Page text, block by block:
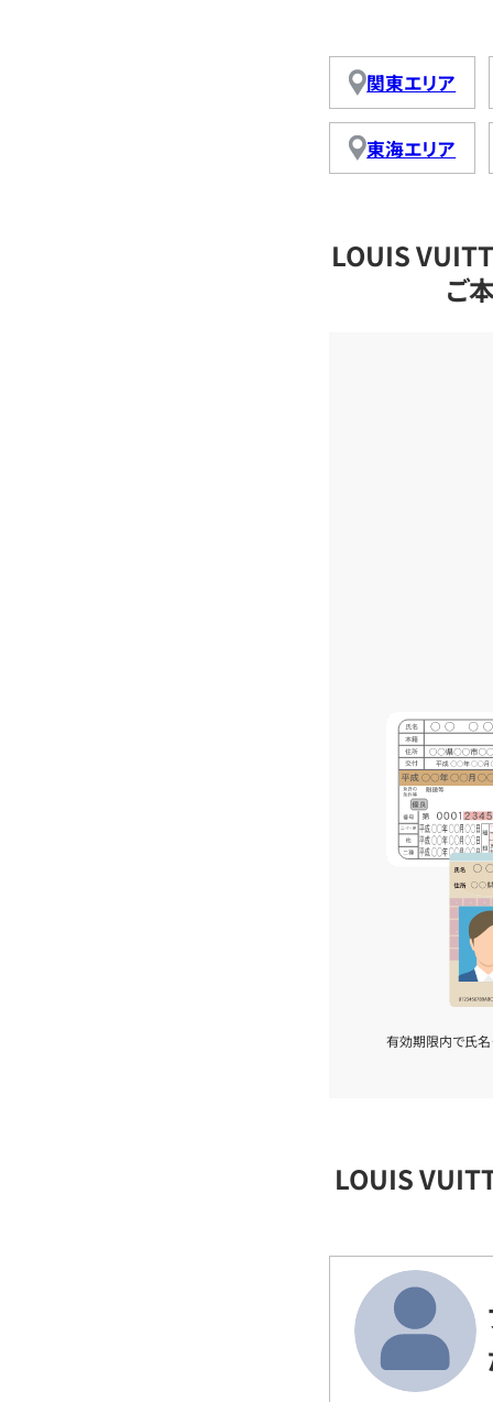
関東エリア
東海エリア
LOUIS
ご
有効期限内で氏名
LOUIS